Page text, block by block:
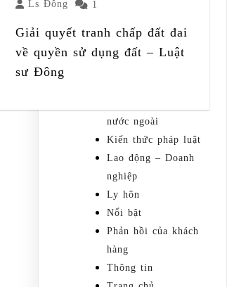
Ls Đông 1
Giải quyết tranh chấp đất đai
về quyền sử dụng đất – Luật
sư Đông
Hành Chính
Hình sự
nước ngoài
Kiến thức pháp luật
Lao động – Doanh
nghiệp
Ly hôn
Nổi bật
Phản hồi của khách
hàng
Thông tin